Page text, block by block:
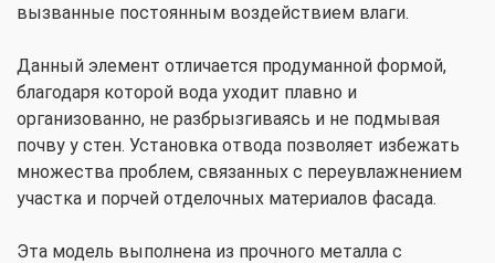
вызванные постоянным воздействием влаги.
Данный элемент отличается продуманной формой,
благодаря которой вода уходит плавно и
организованно, не разбрызгиваясь и не подмывая
почву у стен. Установка отвода позволяет избежать
множества проблем, связанных с переувлажнением
участка и порчей отделочных материалов фасада.
Эта модель выполнена из прочного металла с